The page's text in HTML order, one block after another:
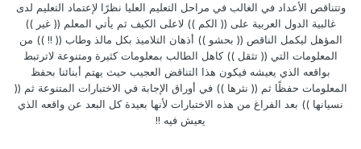
وتتناقص الأعداد في الغالب في مراحل التعليم العليا نظرًا لإعتماد التعليم لدى
غالبية الدول العربية على (( الكم )) لاعلى الكيف ثم يأتي المعلم (( غير ))
المؤهل ليكمل الناقص (( بحشو )) أذهان التلاميذ بكل مالذ وطاب (( !! )) من
المعلومات التي (( تثقل )) كاهل الطالب بمعلومات كثيرة ومتنوعة لاترتبط
بواقعه الذي يعيشه فيكون هذا التناقض العجيب حيث يهتم أبنائنا بحفظ
المعلومات حفظًا ثم (( نثرها )) في أوراق الإجابة في الاختبارات المتنوعة ثم ((
نسيانها )) بعد الفراغ من هذه الاختبارات لأنها بعيدة كل البعد عن واقعه الذي
يعيش فيه !!